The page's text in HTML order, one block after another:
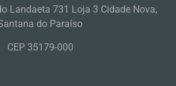
Landaeta 731 Loja 3 Cidade Nova,
do Paraíso
CEP 35179-000